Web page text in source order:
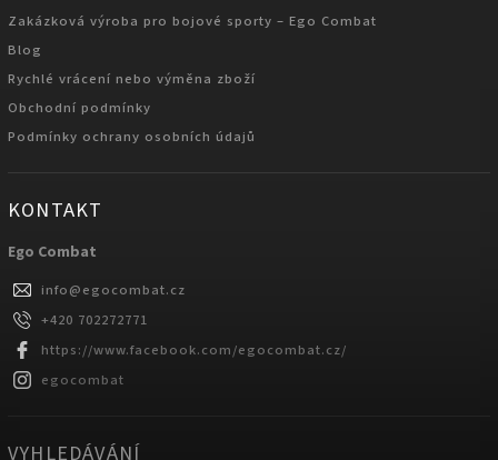
Zakázková výroba pro bojové sporty – Ego Combat
Blog
Rychlé vrácení nebo výměna zboží
Obchodní podmínky
Podmínky ochrany osobních údajů
KONTAKT
Ego Combat
info@egocombat.cz
+420 702272771
https://www.facebook.com/egocombat.cz/
egocombat
VYHLEDÁVÁNÍ